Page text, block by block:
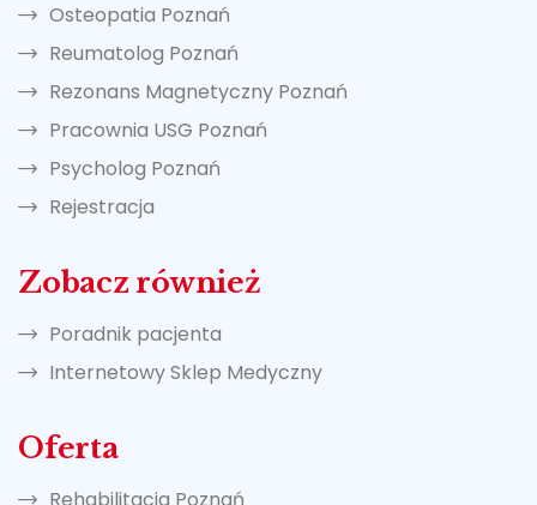
Osteopatia Poznań
Reumatolog Poznań
Rezonans Magnetyczny Poznań
Pracownia USG Poznań
Psycholog Poznań
Rejestracja
Zobacz również
Poradnik pacjenta
Internetowy Sklep Medyczny
Oferta